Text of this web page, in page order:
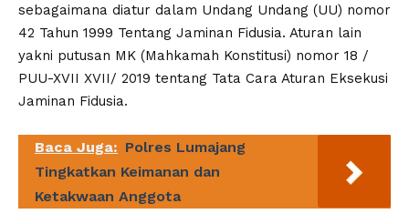
sebagaimana diatur dalam Undang Undang (UU) nomor
42 Tahun 1999 Tentang Jaminan Fidusia. Aturan lain
yakni putusan MK (Mahkamah Konstitusi) nomor 18 /
PUU-XVII XVII/ 2019 tentang Tata Cara Aturan Eksekusi
Jaminan Fidusia.
Baca Juga: Polres Lumajang
Tingkatkan Keimanan dan
Ketakwaan Anggota